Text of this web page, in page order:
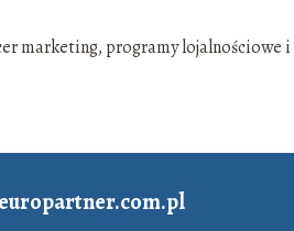
marketing, programy lojalnościowe i